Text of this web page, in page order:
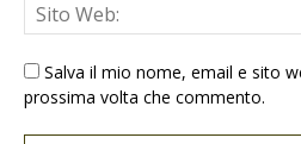
Salva il mio nome, email e sito
prossima volta che commento.